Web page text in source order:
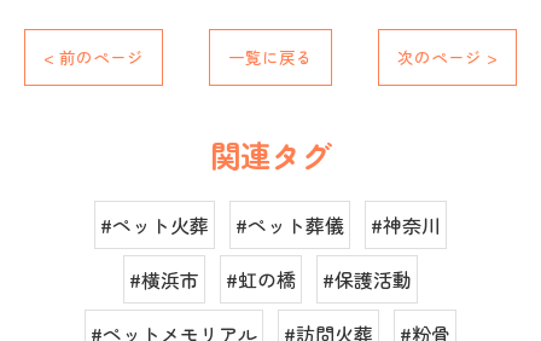
< 前のページ 一覧に戻る 次のページ >
関連タグ
#ペット火葬 #ペット葬儀
#神奈川
#横浜市
#虹の橋
#保護活動
#ペットメモリアル
#訪問火葬 #粉骨